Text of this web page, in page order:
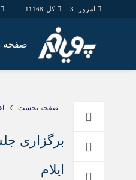
کل 11168 امروز 3
صفحه
اقتصاد
صفحه نخست
برگزاری
ایلام